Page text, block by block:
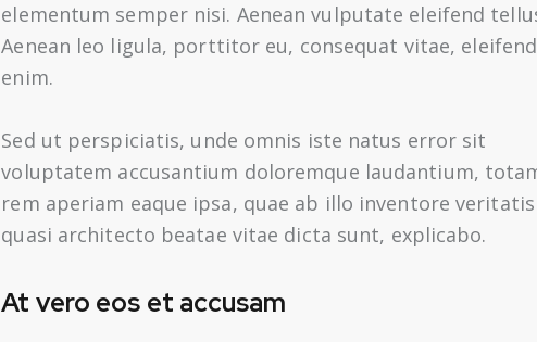
elementum semper nisi. Aenean vulputate eleifend
Aenean leo ligula, porttitor eu, consequat vitae,
enim.
Sed ut perspiciatis, unde omnis iste natus error sit
voluptatem accusantium doloremque laudantium,
rem aperiam eaque ipsa, quae ab illo inventore
quasi architecto beatae vitae dicta sunt, explicabo.
At vero eos et accusam